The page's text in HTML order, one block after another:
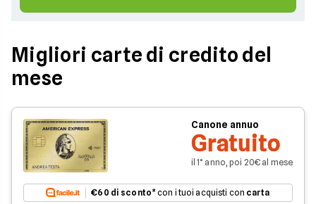
Migliori carte di credito del
mese
Canone annuo
Gratuito
il 1° anno, poi 20€ al mese
€60 di sconto* con i tuoi acquisti con carta